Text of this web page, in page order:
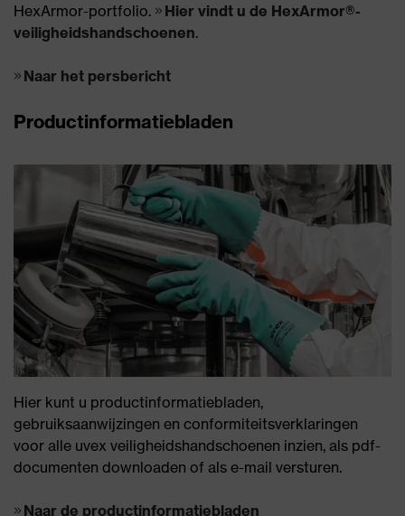
HexArmor-portfolio.
Hier vindt u de HexArmor®-
veiligheidshandschoenen.
Naar het persbericht
Productinformatiebladen
Hier kunt u productinformatiebladen,
gebruiksaanwijzingen en conformiteitsverklaringen
voor alle uvex veiligheidshandschoenen inzien, als pdf-
documenten downloaden of als e-mail versturen.
Naar de productinformatiebladen